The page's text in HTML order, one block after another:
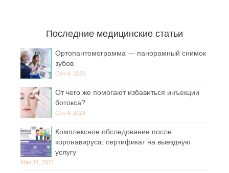
Последние медицинские статьи
Ортопантомограмма — панорамный снимок
зубов
Сен 4, 2023
От чего же помогают избавиться инъекции
ботокса?
Сен 4, 2023
Комплексное обследование после
коронавируса: сертификат на выездную
услугу
Мар 21, 2021